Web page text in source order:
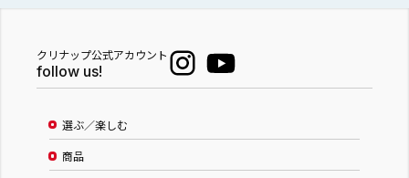
クリナップ公式アカウント
follow us!
選ぶ／楽しむ
商品